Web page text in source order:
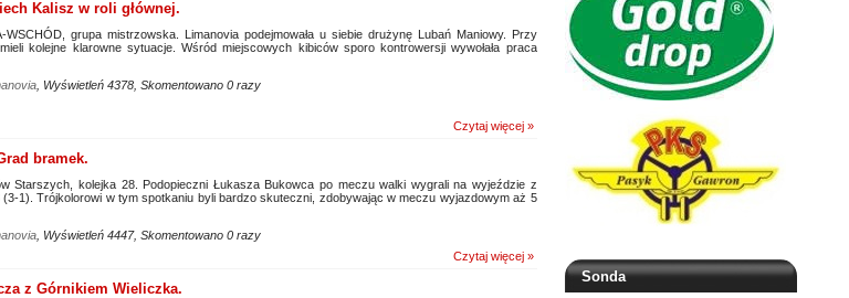
Sonda
Kalisz w roli głównej.
WSCHÓD, grupa mistrzowska. Limanovia podejmowała u siebie drużynę Lubań Maniowy. Przy
kolejne klarowne sytuacje. Wśród miejscowych kibiców sporo kontrowersji wywołała praca
Czytaj więcej »
, Wyświetleń 4378, Skomentowano 0 razy
bramek.
Starszych, kolejka 28. Podopieczni Łukasza Bukowca po meczu walki wygrali na wyjeździe z
(3-1). Trójkolorowi w tym spotkaniu byli bardzo skuteczni, zdobywając w meczu wyjazdowym aż 5
Czytaj więcej »
, Wyświetleń 4447, Skomentowano 0 razy
z Górnikiem Wieliczka.